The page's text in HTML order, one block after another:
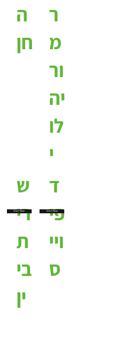
ה
חן
ר
מ
ור
יה
לו
י
ש
רי
ת
בי
ין
Start Now
ד
פי
ויי
ס
Start Now